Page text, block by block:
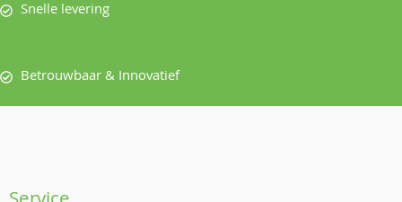
Snelle levering
Betrouwbaar & Innovatief